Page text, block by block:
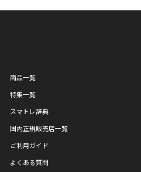
商品一覧
特集一覧
スマトレ辞典
国内正規販売店一覧
ご利用ガイド
よくある質問